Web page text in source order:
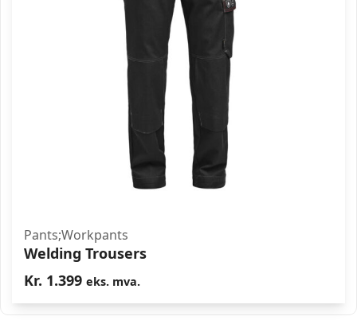
Pants;Workpants
Welding Trousers
Kr. 1.399 eks. mva.